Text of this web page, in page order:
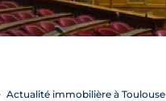
Actualité immobilière à Toulouse